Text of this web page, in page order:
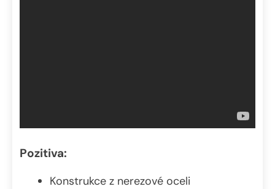
Pozitiva:
Konstrukce z nerezové oceli